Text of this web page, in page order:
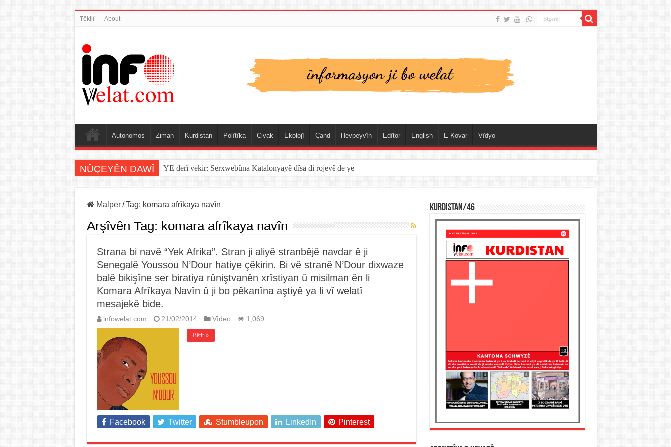
Têkilî About
Autonomos Ziman Kurdistan Polîtîka Civak Ekolojî Çand Hevpeyvîn Edîtor English E-Kovar Vîdyo
NÛÇEYÊN DAWÎ YE derî vekir: Serxwebûna Katalonyayê dîsa di rojevê de ye
Malper / Tag: komara afrîkaya navîn
Arşîvên Tag: komara afrîkaya navîn
Strana bi navê “Yek Afrika”. Stran ji aliyê stranbêjê navdar ê ji
Senegalê Youssou N’Dour hatiye çêkirin. Bi vê stranê N’Dour dixwaze
balê bikişîne ser biratiya rûniştvanên xrîstiyan û misilman ên li
Komara Afrîkaya Navîn û ji bo pêkanîna aştiyê ya li vî welatî
mesajekê bide.
infowelat.com 21/02/2014 Vîdeo 1,069
Bêtir »
Facebook Twitter Stumbleupon LinkedIn Pinterest
KURDISTAN/46